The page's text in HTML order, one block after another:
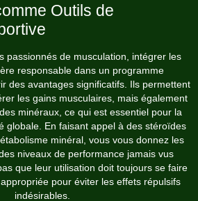
Outils de
passionnés de musculation, intégrer les
responsable dans un programme
des avantages significatifs. Ils permettent
les gains musculaires, mais également
minéraux, ce qui est essentiel pour la
globale. En faisant appel à des stéroïdes
minéral, vous vous donnez les
niveaux de performance jamais vus
que leur utilisation doit toujours se faire
pour éviter les effets répulsifs
indésirables.